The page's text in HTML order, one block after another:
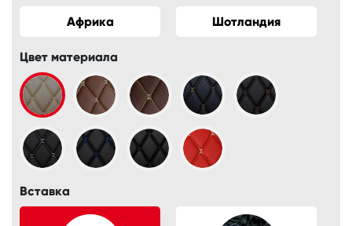
Африка Шотландия
Цвет материала
Вставка